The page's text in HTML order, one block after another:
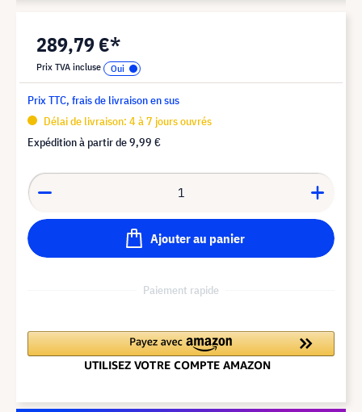
289,79 €*
Prix TVA incluse
Prix TTC, frais de livraison en sus
Délai de livraison: 4 à 7 jours ouvrés
Expédition à partir de9,99 €
Ajouter au panier
Paiement rapide